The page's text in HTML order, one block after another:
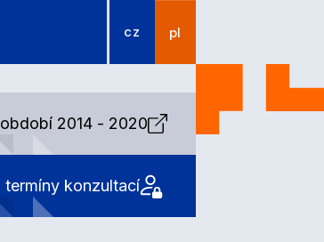
cz pl
období 2014 - 2020
termíny konzultací